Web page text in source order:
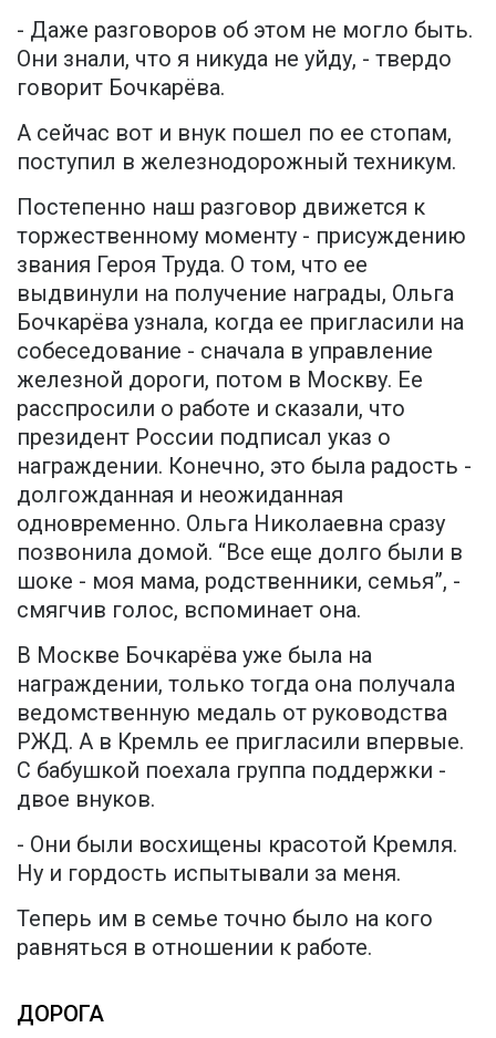
- Даже разговоров об этом не могло быть.
Они знали, что я никуда не уйду, - твердо
говорит Бочкарёва.
А сейчас вот и внук пошел по ее стопам,
поступил в железнодорожный техникум.
Постепенно наш разговор движется к
торжественному моменту - присуждению
звания Героя Труда. О том, что ее
выдвинули на получение награды, Ольга
Бочкарёва узнала, когда ее пригласили на
собеседование - сначала в управление
железной дороги, потом в Москву. Ее
расспросили о работе и сказали, что
президент России подписал указ о
награждении. Конечно, это была радость -
долгожданная и неожиданная
одновременно. Ольга Николаевна сразу
позвонила домой. “Все еще долго были в
шоке - моя мама, родственники, семья”, -
смягчив голос, вспоминает она.
В Москве Бочкарёва уже была на
награждении, только тогда она получала
ведомственную медаль от руководства
РЖД. А в Кремль ее пригласили впервые.
С бабушкой поехала группа поддержки -
двое внуков.
- Они были восхищены красотой Кремля.
Ну и гордость испытывали за меня.
Теперь им в семье точно было на кого
равняться в отношении к работе.
ДОРОГА